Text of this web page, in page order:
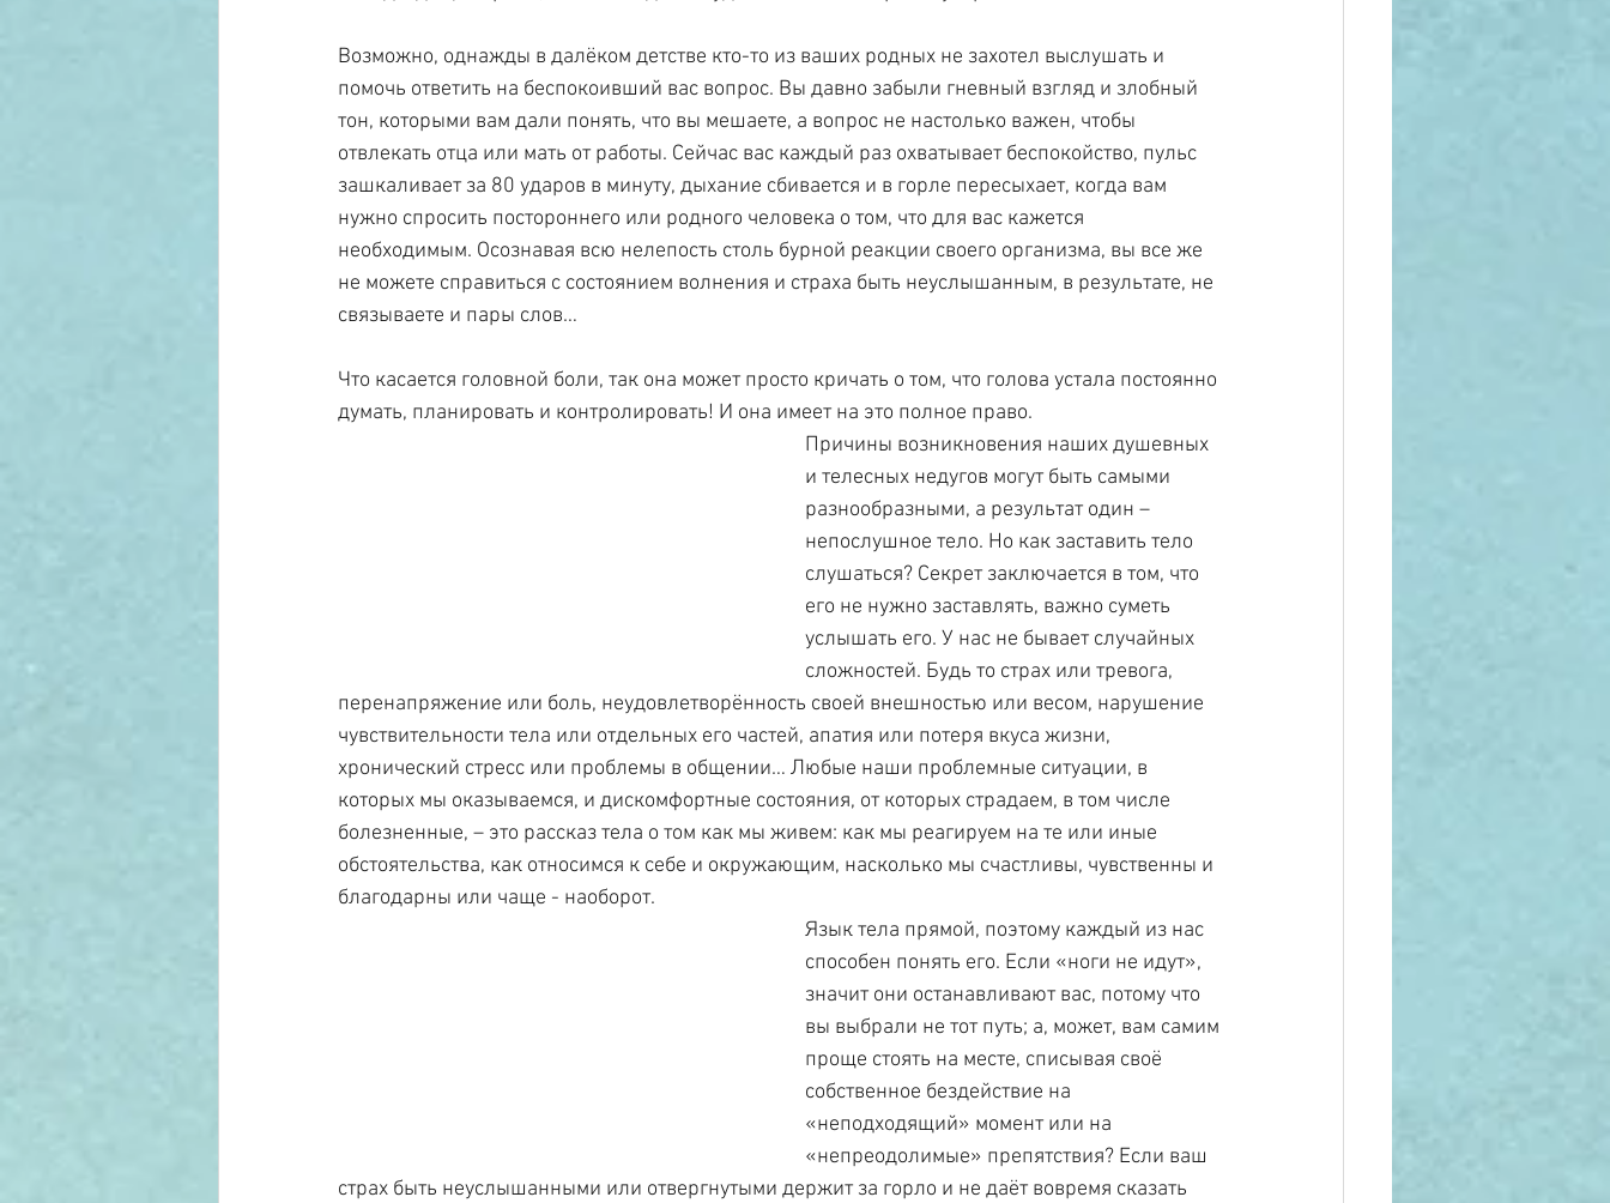
Возможно, однажды в далёком детстве кто-то из ваших родных не захотел выслушать и
помочь ответить на беспокоивший вас вопрос. Вы давно забыли гневный взгляд и злобный
тон, которыми вам дали понять, что вы мешаете, а вопрос не настолько важен, чтобы
отвлекать отца или мать от работы. Сейчас вас каждый раз охватывает беспокойство, пульс
зашкаливает за 80 ударов в минуту, дыхание сбивается и в горле пересыхает, когда вам
нужно спросить постороннего или родного человека о том, что для вас кажется
необходимым. Осознавая всю нелепость столь бурной реакции своего организма, вы все же
не можете справиться с состоянием волнения и страха быть неуслышанным, в результате, не
связываете и пары слов…
Что касается головной боли, так она может просто кричать о том, что голова устала постоянно
думать, планировать и контролировать! И она имеет на это полное право.
Причины возникновения наших душевных
и телесных недугов могут быть самыми
разнообразными, а результат один –
непослушное тело. Но как заставить тело
слушаться? Секрет заключается в том, что
его не нужно заставлять, важно суметь
услышать его. У нас не бывает случайных
сложностей. Будь то страх или тревога,
перенапряжение или боль, неудовлетворённость своей внешностью или весом, нарушение
чувствительности тела или отдельных его частей, апатия или потеря вкуса жизни,
хронический стресс или проблемы в общении… Любые наши проблемные ситуации, в
которых мы оказываемся, и дискомфортные состояния, от которых страдаем, в том числе
болезненные, – это рассказ тела о том как мы живем: как мы реагируем на те или иные
обстоятельства, как относимся к себе и окружающим, насколько мы счастливы, чувственны и
благодарны или чаще - наоборот.
Язык тела прямой, поэтому каждый из нас
способен понять его. Если «ноги не идут»,
значит они останавливают вас, потому что
вы выбрали не тот путь; а, может, вам самим
проще стоять на месте, списывая своё
собственное бездействие на
«неподходящий» момент или на
«непреодолимые» препятствия? Если ваш
страх быть неуслышанными или отвергнутыми держит за горло и не даёт вовремя сказать